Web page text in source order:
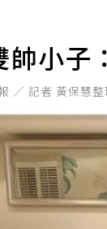
帥小子
／ 記者 黃保慧整